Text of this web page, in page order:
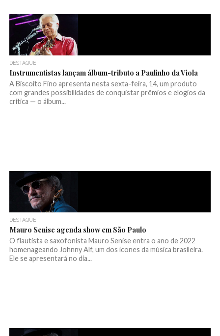
DESTAQUE
Instrumentistas lançam álbum-tributo a Paulinho da Viola
A Biscoito Fino apresenta nesta sexta-feira, 14, um produto
com grandes possibilidades de conquistar prêmios e elogios da
crítica — o álbum...
DESTAQUE
Mauro Senise agenda show em São Paulo
O flautista e saxofonista Mauro Senise entra o ano de 2022
homenageando Johnny Alf, um dos ícones da música brasileira.
Ele se apresentará no dia...